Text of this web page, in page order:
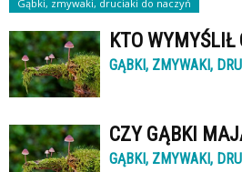
Gąbki, zmywaki, druciaki do naczyń
KTO WYMYŚLIŁ
GĄBKI, ZMYWAKI,
CZY GĄBKI
GĄBKI, ZMYWAKI,